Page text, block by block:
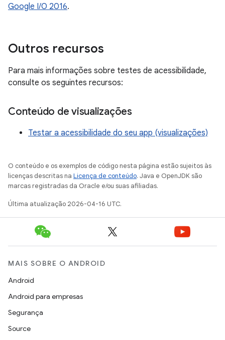
Google I/O 2016.
Outros recursos
Para mais informações sobre testes de acessibilidade,
consulte os seguintes recursos:
Conteúdo de visualizações
Testar a acessibilidade do seu app (visualizações)
O conteúdo e os exemplos de código nesta página estão sujeitos às
licenças descritas na Licença de conteúdo. Java e OpenJDK são
marcas registradas da Oracle e/ou suas afiliadas.
Última atualização 2026-04-16 UTC.
MAIS SOBRE O ANDROID
Android
Android para empresas
Segurança
Source